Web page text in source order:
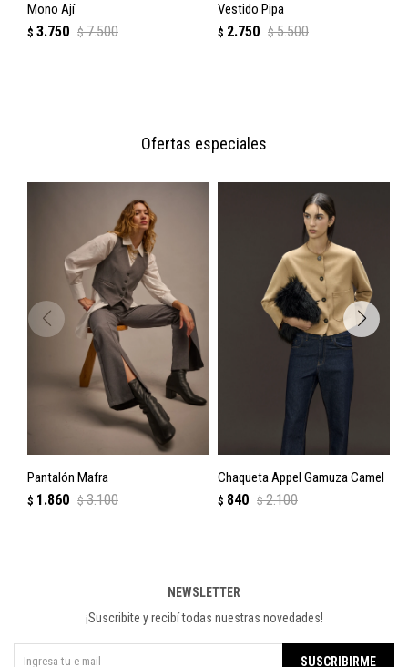
Mono Ají
$ 3.750 $ 7.500
Vestido Pipa
$ 2.750 $ 5.500
Ofertas especiales
Pantalón Mafra
$ 1.860 $ 3.100
Chaqueta Appel Gamuza Camel
$ 840 $ 2.100
NEWSLETTER
¡Suscribite y recibí todas nuestras novedades!
SUSCRIBIRME